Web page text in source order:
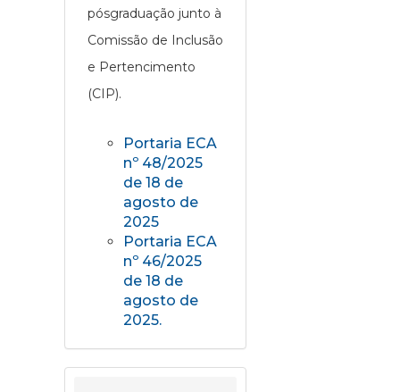
pósgraduação junto à
Comissão de Inclusão
e Pertencimento
(CIP).
Portaria ECA
nº 48/2025
de 18 de
agosto de
2025
Portaria ECA
nº 46/2025
de 18 de
agosto de
2025.